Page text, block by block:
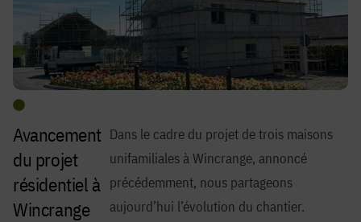
Avancement
du projet
résidentiel à
Wincrange
Dans le cadre du projet de trois maisons
unifamiliales à Wincrange, annoncé
précédemment, nous partageons
aujourd’hui l’évolution du chantier.